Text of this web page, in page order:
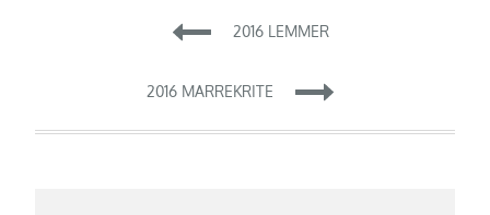
Beitragsnavigation
2016 LEMMER
2016 MARREKRITE